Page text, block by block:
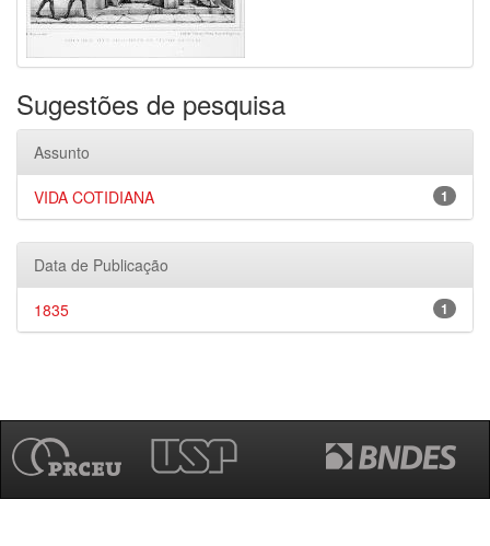
Sugestões de pesquisa
Assunto
1
VIDA COTIDIANA
Data de Publicação
1
1835